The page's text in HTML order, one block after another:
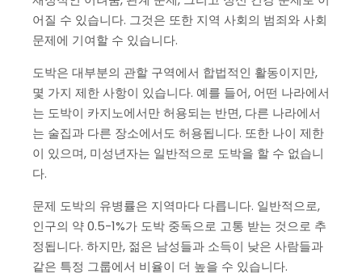
어질 수 있습니다. 그것은 또한 지역 사회의 범죄와 사회
문제에 기여할 수 있습니다.
도박은 대부분의 관할 구역에서 합법적인 활동이지만,
몇 가지 제한 사항이 있습니다. 예를 들어, 어떤 나라에서
는 도박이 카지노에서만 허용되는 반면, 다른 나라에서
는 술집과 다른 장소에서도 허용됩니다. 또한 나이 제한
이 있으며, 미성년자는 일반적으로 도박을 할 수 없습니
다.
문제 도박의 유병률은 지역마다 다릅니다. 일반적으로,
인구의 약 0.5-1%가 도박 중독으로 고통 받는 것으로 추
정됩니다. 하지만, 젊은 남성들과 소득이 낮은 사람들과
같은 특정 그룹에서 비율이 더 높을 수 있습니다.